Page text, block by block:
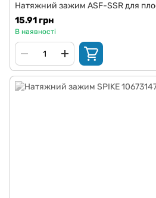
Натяжний зажим ASF-SSR для
15.91 грн
В наявності